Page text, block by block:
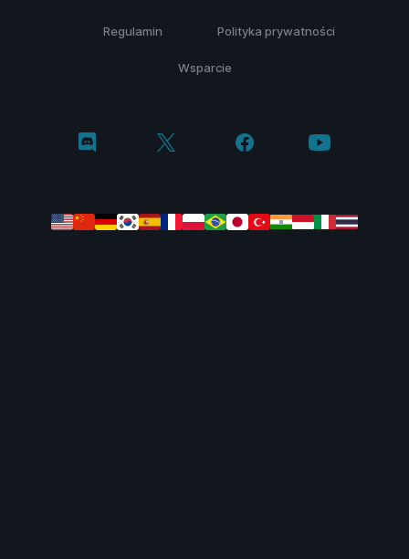
Regulamin Polityka prywatności
Wsparcie